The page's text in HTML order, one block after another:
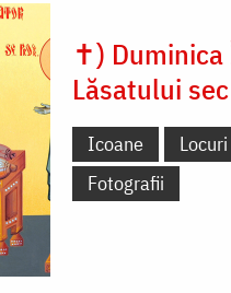
✝)
Lăsatului
Icoane
Fotografii